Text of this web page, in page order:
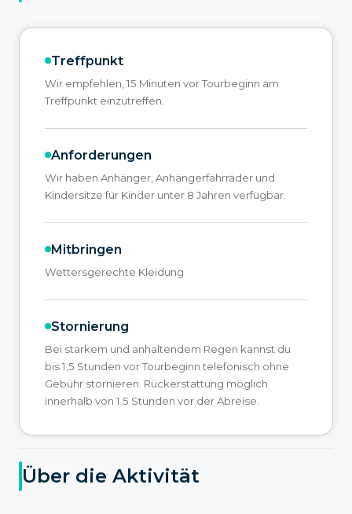
Treffpunkt
Wir empfehlen, 15 Minuten vor Tourbeginn am
Treffpunkt einzutreffen.
Anforderungen
Wir haben Anhänger, Anhängerfahrräder und
Kindersitze für Kinder unter 8 Jahren verfügbar.
Mitbringen
Wettersgerechte Kleidung
Stornierung
Bei starkem und anhaltendem Regen kannst du
bis 1,5 Stunden vor Tourbeginn telefonisch ohne
Gebühr stornieren. Rückerstattung möglich
innerhalb von 1.5 Stunden vor der Abreise.
Über die Aktivität